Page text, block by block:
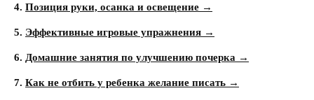
4. Позиция руки, осанка и освещение →
5. Эффективные игровые упражнения →
6. Домашние занятия по улучшению почерка →
7. Как не отбить у ребенка желание писать →